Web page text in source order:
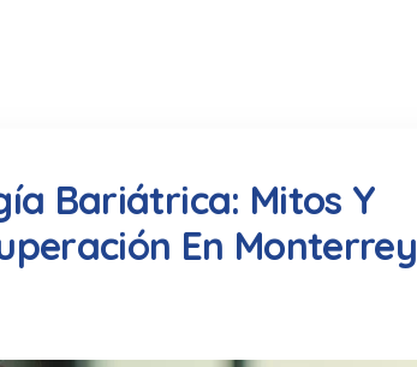
Bariátrica: Mitos Y
En Monterrey